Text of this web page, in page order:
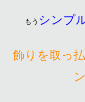
もう シンプ
飾りを取っ
ン